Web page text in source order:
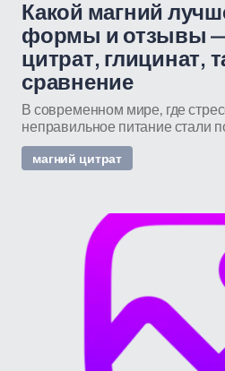
Какой магний
формы и отзывы
цитрат, глицинат,
сравнение
В современном мире, где
неправильное питание стали
магний цитрат